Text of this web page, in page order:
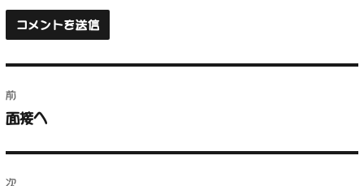
稿
前
前
稿:
面接へ
次